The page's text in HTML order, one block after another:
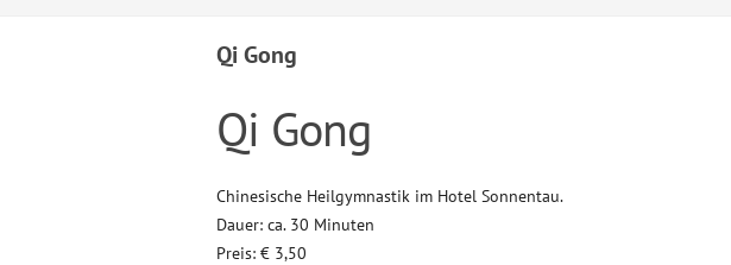
Qi Gong
Qi Gong
Chinesische Heilgymnastik im Hotel Sonnentau.
Dauer: ca. 30 Minuten
Preis: € 3,50